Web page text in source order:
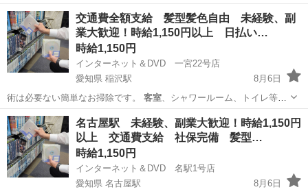
バスルームの水滴ふき取り、アメニティの補充。複雑な業務もなく、
いちから丁寧に教えますので未経験の方でも安心して働けます。、隙
間時間に働きたい方、扶養範囲内で働...
千葉 浦安市 新浦安駅 清掃 客室
交通費全額支給 髪型髪色自由 未経験、副
業大歓迎！時給1,150円以上 日払い…
時給1,150円
インターネット＆DVD 一宮22号店
愛知県 稲沢駅
8月6日
術は必要ない簡単なお掃除です。 客室、シャワールーム、トイレ等の
清掃業務。…
愛知 一宮市 稲沢駅 清掃 フリーダイヤル
名古屋駅 未経験、副業大歓迎！時給1,150円
以上 交通費支給 社保完備 髪型…
時給1,150円
インターネット＆DVD 名駅1号店
愛知県 名古屋駅
8月6日